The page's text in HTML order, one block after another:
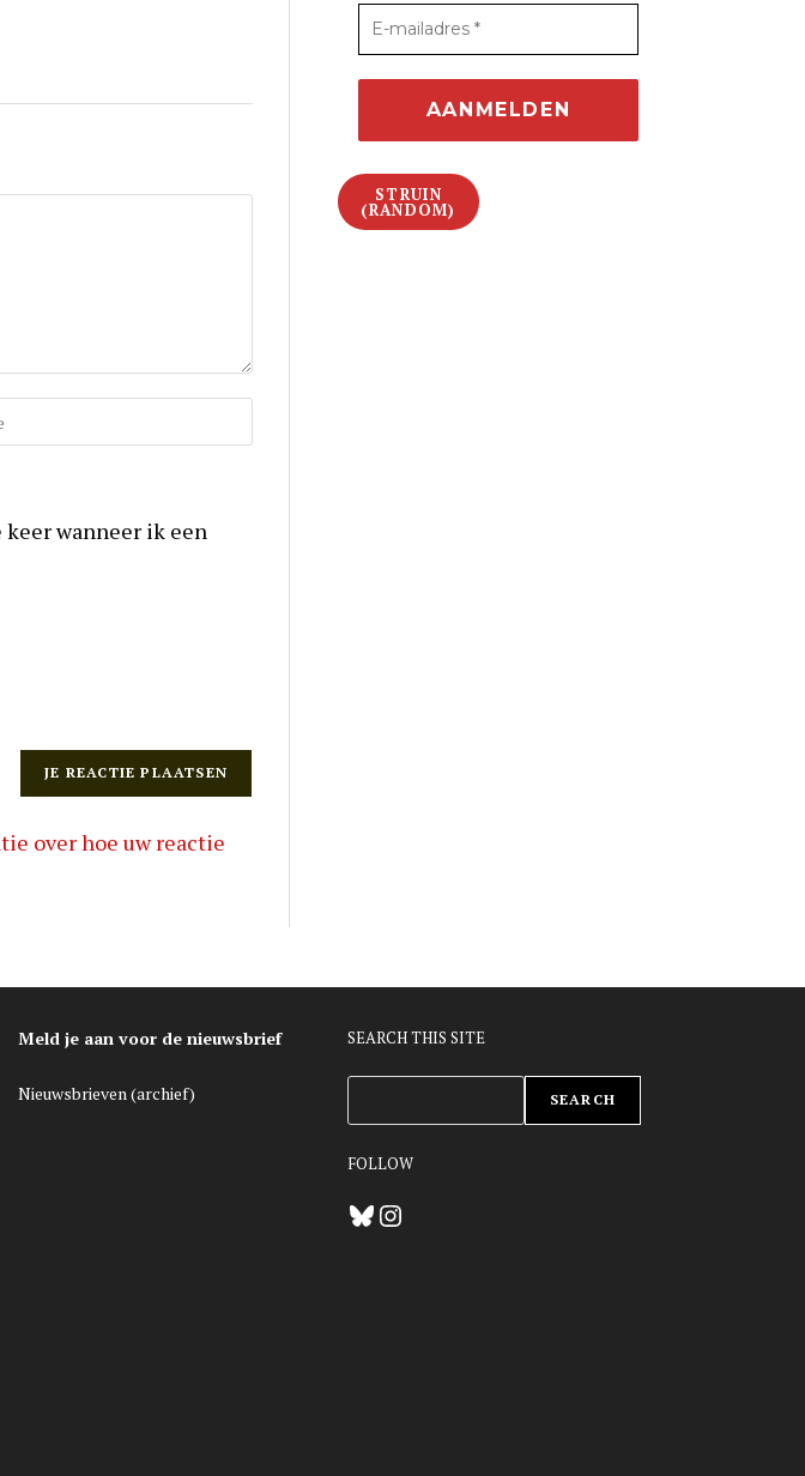
keer wanneer ik een
over hoe uw reactie
STRUIN
(RANDOM)
Meld je aan voor de nieuwsbrief
Nieuwsbrieven (archief)
SEARCH THIS SITE
SEARCH
FOLLOW
BlueskyInstagram